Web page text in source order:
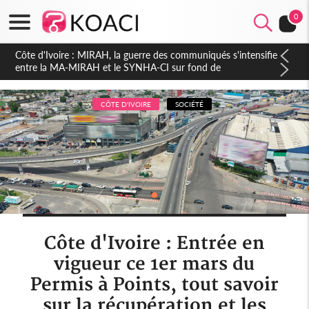
0
Côte d'Ivoire : Indépendance 2026, Thiam plaide pour un
environnement démocratique plus apaisé
CÔTE D'IVOIRE SOCIÉTÉ
Côte d'Ivoire : Entrée en
vigueur ce 1er mars du
Permis à Points, tout savoir